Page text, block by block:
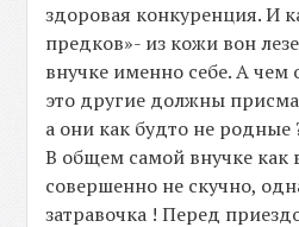
здоровая конкуренция. И
предков»- из кожи вон
внучке именно себе. А чем
это другие должны
а они как будто не родные
В общем самой внучке как
совершенно не скучно,
затравочка ! Перед